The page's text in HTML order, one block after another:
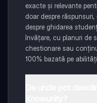
exacte și relevante
doar despre
despre ghidarea
învățare, cu planuri de
chestionare sau
100% bazată pe